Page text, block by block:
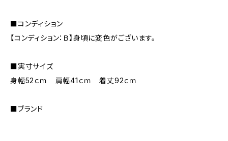
■コンディション
【コンディション：Ｂ】身頃に変色がございます。
■実寸サイズ
身幅52ｃｍ 肩幅41ｃｍ 着丈92ｃｍ
■ブランド